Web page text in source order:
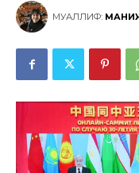
МУАЛЛИФ: